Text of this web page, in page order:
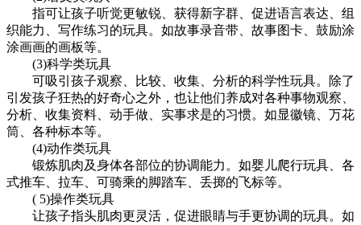
指可让孩子听觉更敏锐、获得新字群、促进语言表达、组
织能力、写作练习的玩具。如故事录音带、故事图卡、鼓励涂
涂画画的画板等。
(3)科学类玩具
可吸引孩子观察、比较、收集、分析的科学性玩具。除了
引发孩子狂热的好奇心之外，也让他们养成对各种事物观察、
分析、收集资料、动手做、实事求是的习惯。如显徽镜、万花
筒、各种标本等。
(4)动作类玩具
锻炼肌肉及身体各部位的协调能力。如婴儿爬行玩具、各
式推车、拉车、可骑乘的脚踏车、丢掷的飞标等。
( 5)操作类玩具
让孩子指头肌肉更灵活，促进眼睛与手更协调的玩具。如